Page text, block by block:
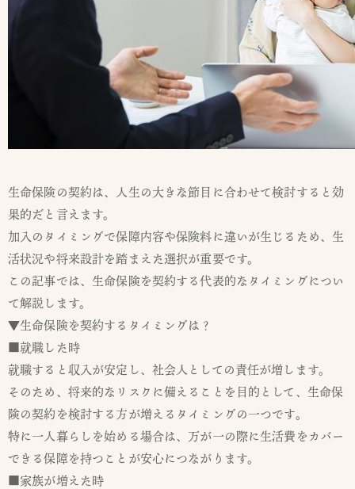
生命保険の契約は、人生の大きな節目に合わせて検討すると効
果的だと言えます。
加入のタイミングで保障内容や保険料に違いが生じるため、生
活状況や将来設計を踏まえた選択が重要です。
この記事では、生命保険を契約する代表的なタイミングについ
て解説します。
▼生命保険を契約するタイミングは？
■就職した時
就職すると収入が安定し、社会人としての責任が増します。
そのため、将来的なリスクに備えることを目的として、生命保
険の契約を検討する方が増えるタイミングの一つです。
特に一人暮らしを始める場合は、万が一の際に生活費をカバー
できる保障を持つことが安心につながります。
■家族が増えた時